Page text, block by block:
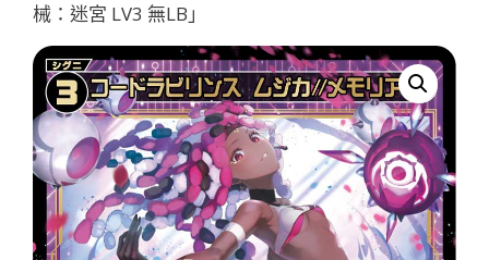
械：迷宮 LV3 無LB」